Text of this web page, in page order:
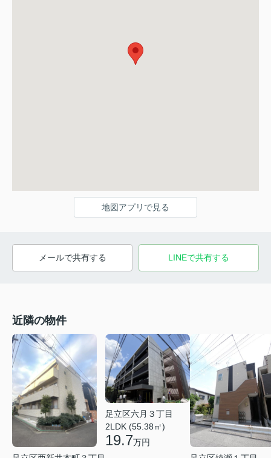
地図アプリで見る
メールで共有する LINEで共有する
近隣の物件
足立区六月３丁目
2LDK (55.38㎡)
19.7万円